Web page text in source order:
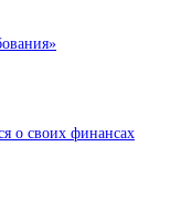
о своих финансах